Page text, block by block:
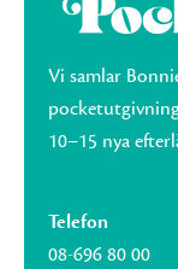
Vi samlar
10–15 nya
Telefon
08-696 80 00